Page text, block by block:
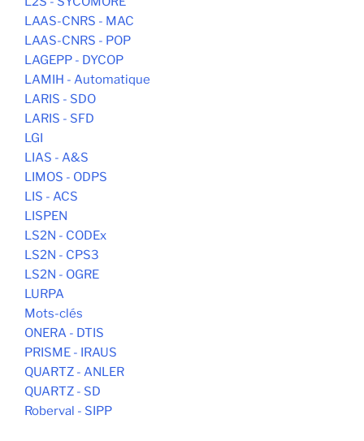
LAAS-CNRS - MAC
LAAS-CNRS - POP
LAGEPP - DYCOP
LAMIH - Automatique
LARIS - SDO
LARIS - SFD
LGI
LIAS - A&S
LIMOS - ODPS
LIS - ACS
LISPEN
LS2N - CODEx
LS2N - CPS3
LS2N - OGRE
LURPA
Mots-clés
ONERA - DTIS
PRISME - IRAUS
QUARTZ - ANLER
QUARTZ - SD
Roberval - SIPP